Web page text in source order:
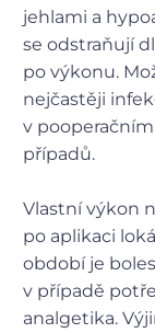
jehlami a
se odstraňují
po výkonu.
nejčastěji
v
případů.
Vlastní výkon
po aplikaci
období je
v případě
analgetika.